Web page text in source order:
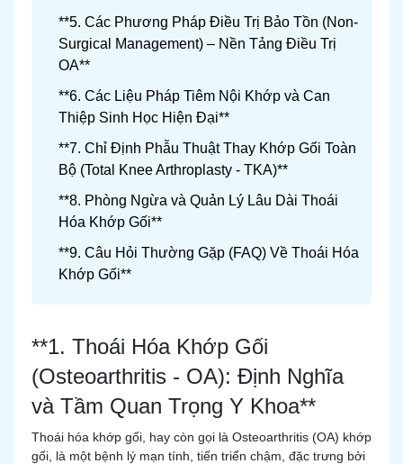
**5. Các Phương Pháp Điều Trị Bảo Tồn (Non-
Surgical Management) – Nền Tảng Điều Trị
OA**
**6. Các Liệu Pháp Tiêm Nội Khớp và Can
Thiệp Sinh Học Hiện Đại**
**7. Chỉ Định Phẫu Thuật Thay Khớp Gối Toàn
Bộ (Total Knee Arthroplasty - TKA)**
**8. Phòng Ngừa và Quản Lý Lâu Dài Thoái
Hóa Khớp Gối**
**9. Câu Hỏi Thường Gặp (FAQ) Về Thoái Hóa
Khớp Gối**
**1. Thoái Hóa Khớp Gối
(Osteoarthritis - OA): Định Nghĩa
và Tầm Quan Trọng Y Khoa**
Thoái hóa khớp gối, hay còn gọi là Osteoarthritis (OA) khớp
gối, là một bệnh lý mạn tính, tiến triển chậm, đặc trưng bởi